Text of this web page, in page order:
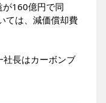
160億円で同
ては、減価償却費
長はカーボンブ